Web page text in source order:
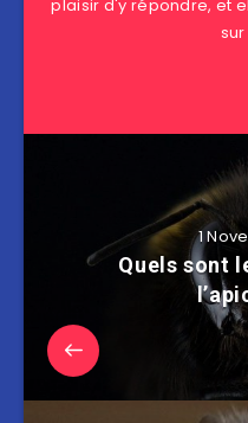
plaisir d'y répondre, et
1
Quels sont